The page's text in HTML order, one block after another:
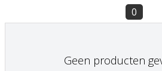
0
Geen producten